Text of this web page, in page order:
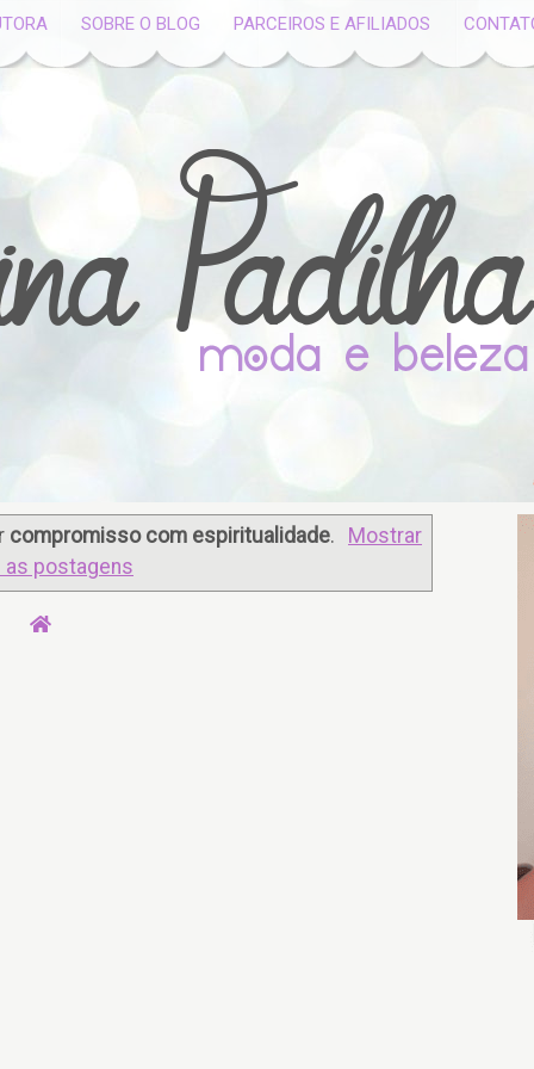
SOBRE O BLOG PARCEIROS E AFILIADOS
compromisso com espiritualidade.
Mostrar
as postagens